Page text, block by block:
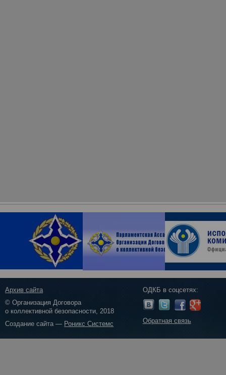
Архив сайта
© Организация Договора
о коллективной безопасности, 2018
Создание сайта — Роникс Системс
ОДКБ в соцсетях:
Обратная связь